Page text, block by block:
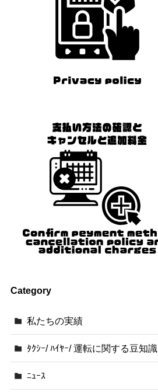
Category
私たちの実績
ﾀｸｼｰ/ ﾊｲﾔｰ/ 運転に関する豆知識
ﾆｭｰｽ